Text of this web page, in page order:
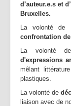
d’auteur.e.s et
Bruxelles.
La volonté de
confrontation
La volonté
d'expressions
mêlant
plastiques.
La volonté de
liaison avec de